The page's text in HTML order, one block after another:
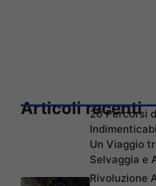
Articoli recenti
20 Percorsi
Un Viaggio
Selvaggia e
Rivoluzione